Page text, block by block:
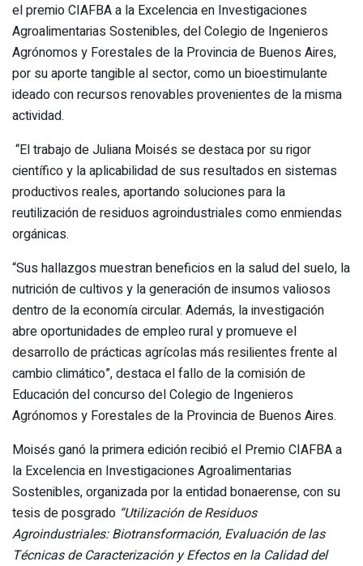
el premio CIAFBA a la Excelencia en Investigaciones
Agroalimentarias Sostenibles, del Colegio de Ingenieros
Agrónomos y Forestales de la Provincia de Buenos Aires,
por su aporte tangible al sector, como un bioestimulante
ideado con recursos renovables provenientes de la misma
actividad.
“El trabajo de Juliana Moisés se destaca por su rigor
científico y la aplicabilidad de sus resultados en sistemas
productivos reales, aportando soluciones para la
reutilización de residuos agroindustriales como enmiendas
orgánicas.
“Sus hallazgos muestran beneficios en la salud del suelo, la
nutrición de cultivos y la generación de insumos valiosos
dentro de la economía circular. Además, la investigación
abre oportunidades de empleo rural y promueve el
desarrollo de prácticas agrícolas más resilientes frente al
cambio climático”, destaca el fallo de la comisión de
Educación del concurso del Colegio de Ingenieros
Agrónomos y Forestales de la Provincia de Buenos Aires.
Moisés ganó la primera edición recibió el Premio CIAFBA a
la Excelencia en Investigaciones Agroalimentarias
Sostenibles, organizada por la entidad bonaerense, con su
tesis de posgrado “Utilización de Residuos
Agroindustriales: Biotransformación, Evaluación de las
Técnicas de Caracterización y Efectos en la Calidad del